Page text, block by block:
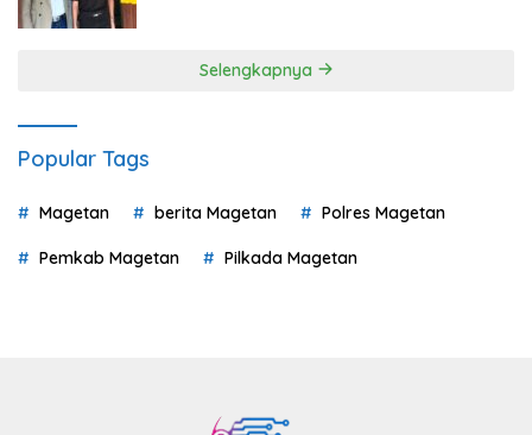
Selengkapnya
Popular Tags
Magetan berita Magetan Polres Magetan
Pemkab Magetan Pilkada Magetan